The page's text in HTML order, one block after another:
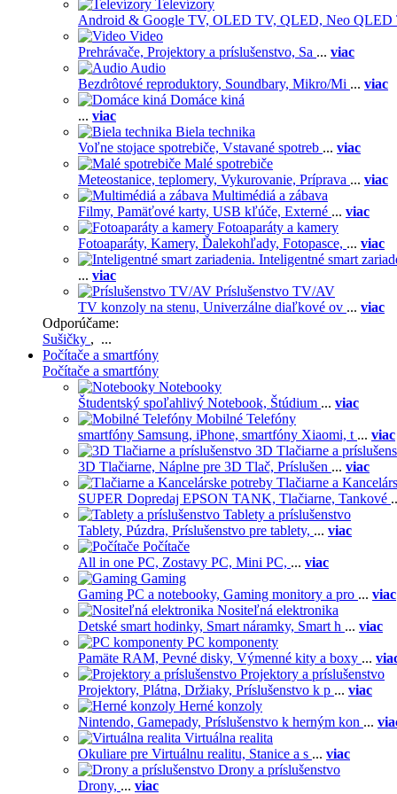
Televízory
Android & Google TV, OLED TV, QLED, Neo QLED
Video
Prehrávače, Projektory a príslušenstvo, Sa ... viac
Audio
Bezdrôtové reproduktory, Soundbary, Mikro/Mi ... viac
Domáce kiná
... viac
Biela technika
Voľne stojace spotrebiče, Vstavané spotreb ... viac
Malé spotrebiče
Meteostanice, teplomery, Vykurovanie, Príprava ... viac
Multimédiá a zábava
Filmy, Pamäťové karty, USB kľúče, Externé ... viac
Fotoaparáty a kamery
Fotoaparáty, Kamery, Ďalekohľady, Fotopasce, ... viac
Inteligentné smart
... viac
Príslušenstvo TV/AV
TV konzoly na stenu, Univerzálne diaľkové ov ... viac
Odporúčame:
Sušičky , ...
Počítače a smartfóny
Počítače a smartfóny
Notebooky
Študentský spoľahlivý Notebook, Štúdium ... viac
Mobilné Telefóny
smartfóny Samsung, iPhone, smartfóny Xiaomi, t ... viac
3D Tlačiarne a
3D Tlačiarne, Náplne pre 3D Tlač, Príslušen ... viac
Tlačiarne a
SUPER Dopredaj EPSON TANK, Tlačiarne, Tankové
Tablety a príslušenstvo
Tablety, Púzdra, Príslušenstvo pre tablety, ... viac
Počítače
All in one PC, Zostavy PC, Mini PC, ... viac
Gaming
Gaming PC a notebooky, Gaming monitory a pro ... viac
Nositeľná elektronika
Detské smart hodinky, Smart náramky, Smart h ... viac
PC komponenty
Pamäte RAM, Pevné disky, Výmenné kity a boxy ...
Projektory a príslušenstvo
Projektory, Plátna, Držiaky, Príslušenstvo k p ... viac
Herné konzoly
Nintendo, Gamepady, Príslušenstvo k herným kon ...
Virtuálna realita
Okuliare pre Virtuálnu realitu, Stanice a s ... viac
Drony a príslušenstvo
Drony, ... viac